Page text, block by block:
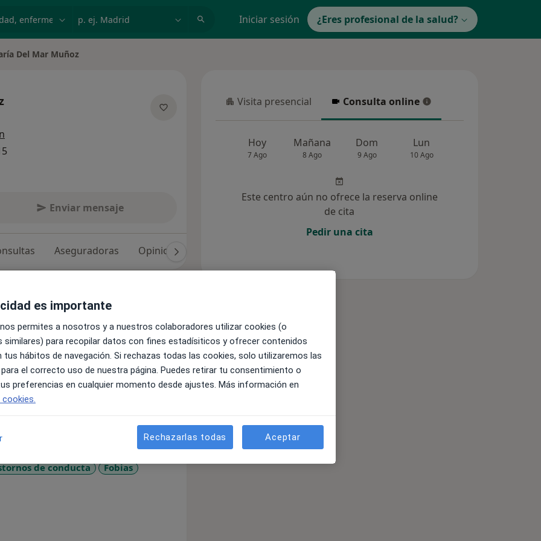
Iniciar sesión ¿Eres profesional de la salud?
Del Mar Muñoz
Enviar mensaje
Aseguradoras Opiniones (45)
las emociones, el
a los demás a encontrar su
una orientación cognitivo
en el problema que actualmente
anterior relacionada, teniendo
cuyos pensamientos y
El objetivo es que la
estado de bienestar personal y
que se le presenten.
de conducta
Fobias
Visita presencial
Visita presencial Consulta online
Consulta online
Hoy
7 Ago
Mañana
8 Ago
Dom
9 Ago
Lun
10 Ago
Este centro aún no ofrece la reserva online
de cita
Pedir una cita
es importante
permites a nosotros y a nuestros colaboradores utilizar cookies (o
similares) para recopilar datos con fines estadísiticos y ofrecer contenidos
tus hábitos de navegación. Si rechazas todas las cookies, solo utilizaremos las
el correcto uso de nuestra página. Puedes retirar tu consentimiento o
preferencias en cualquier momento desde ajustes. Más información en
Rechazarlas todas Aceptar